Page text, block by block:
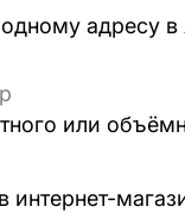
одному адресу
или
интернет-